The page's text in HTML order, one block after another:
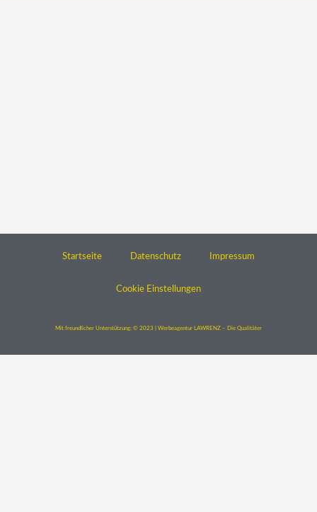
Startseite Datenschutz Impressum
Cookie Einstellungen
Mit freundlicher Unterstützung: © 2023 | Werbeagentur LAWRENZ – Die Qualitäter